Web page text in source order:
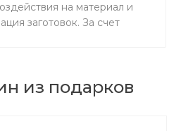
на материал и
заготовок. За счет
из подарков